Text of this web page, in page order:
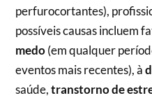
perfurocortantes),
possíveis causas incluem
medo(em qualquer
eventos mais recentes), à
saúde,transtorno de